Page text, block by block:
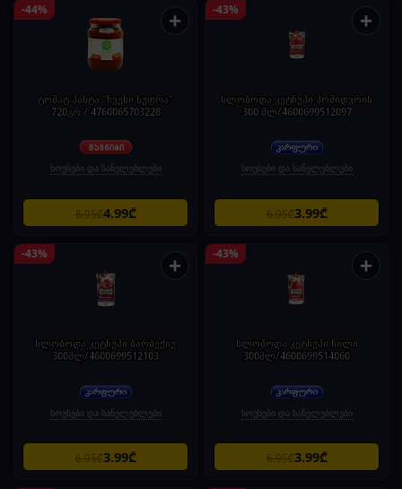
-44% +
ტომატ პასტა "ჩვენი სუფრა"
720გრ / 4760065703228
სოუსები და სანელებლები
8.95₾4.99₾
-43% +
სლობოდა კეტჩუპი პომიდვრის
300 მლ/4600699512097
სოუსები და სანელებლები
6.95₾3.99₾
-43% +
სლობოდა კეტჩუპი ბარბექიუ
300მლ/4600699512103
სოუსები და სანელებლები
6.95₾3.99₾
-43% +
სლობოდა კეტჩუპი ჩილი
300მლ/4600699514060
სოუსები და სანელებლები
6.95₾3.99₾